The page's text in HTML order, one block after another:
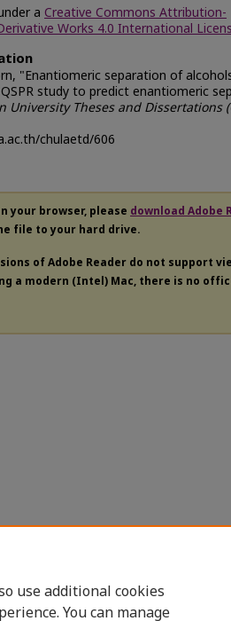
a Creative Commons Attribution-
Works 4.0 International
"Enantiomeric separation of
study to predict enantiomeric
University Theses and Dissertations
chulaetd/606
your browser, please download Adobe
file to your hard drive.
of Adobe Reader do not support
a modern (Intel) Mac, there is no
use additional cookies
You can manage